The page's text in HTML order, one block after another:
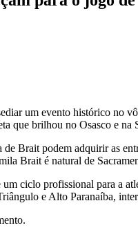
um evento histórico no
que brilhou no Osasco e
Brait podem adquirir as
Brait é natural de
ciclo profissional para a
e Alto Paranaíba,